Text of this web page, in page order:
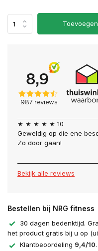
★ ★ ★ ★ ★ 10
Geweldig op die ene
Zo door gaan!
Bekijk alle reviews
Bestellen bij NRG fitness
30 dagen bedenktijd.
het product gratis bij u op
Klantbeoordeling 9,4/10.